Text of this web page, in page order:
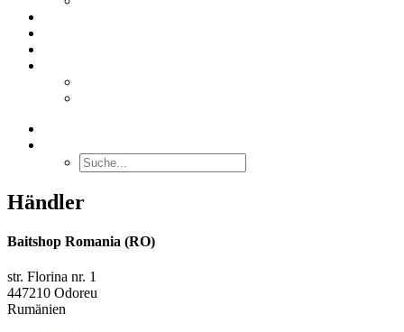
Händler
Baitshop Romania (RO)
str. Florina nr. 1
447210 Odoreu
Rumänien